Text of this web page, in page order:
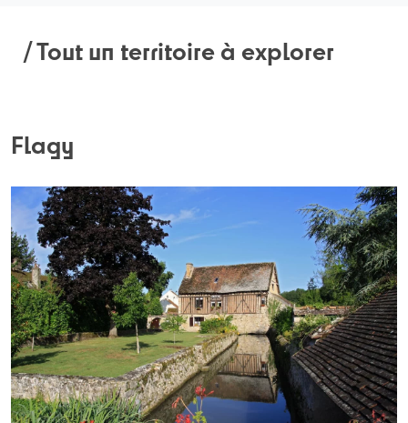
/ Tout un territoire à explorer
Flagy